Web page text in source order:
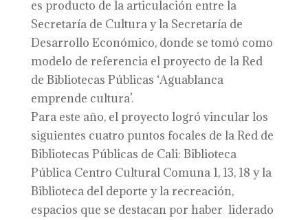
es producto de la articulación entre la
Secretaría de Cultura y la Secretaría de
Desarrollo Económico, donde se tomó como
modelo de referencia el proyecto de la Red
de Bibliotecas Públicas ‘Aguablanca
emprende cultura’.
Para este año, el proyecto logró vincular los
siguientes cuatro puntos focales de la Red de
Bibliotecas Públicas de Cali: Biblioteca
Pública Centro Cultural Comuna 1, 13, 18 y la
Biblioteca del deporte y la recreación,
espacios que se destacan por haber liderado